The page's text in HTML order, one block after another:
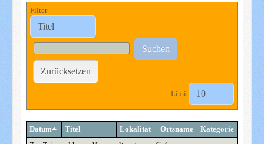
Filter
Suchen
Zurücksetzen
Limit
Datum Titel Lokalität Ortsname
Kategorie